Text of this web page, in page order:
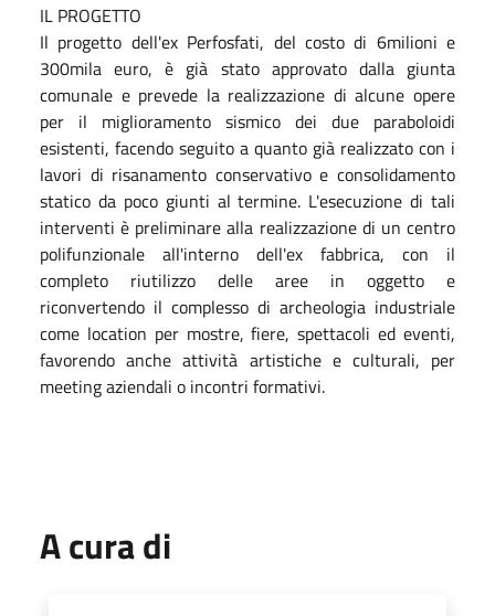
IL PROGETTO
Il progetto dell'ex Perfosfati, del costo di 6milioni e
300mila euro, è già stato approvato dalla giunta
comunale e prevede la realizzazione di alcune opere
per il miglioramento sismico dei due paraboloidi
esistenti, facendo seguito a quanto già realizzato con i
lavori di risanamento conservativo e consolidamento
statico da poco giunti al termine. L'esecuzione di tali
interventi è preliminare alla realizzazione di un centro
polifunzionale all'interno dell'ex fabbrica, con il
completo riutilizzo delle aree in oggetto e
riconvertendo il complesso di archeologia industriale
come location per mostre, fiere, spettacoli ed eventi,
favorendo anche attività artistiche e culturali, per
meeting aziendali o incontri formativi.
A cura di